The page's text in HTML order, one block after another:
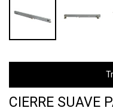
CIERRE SUAVE